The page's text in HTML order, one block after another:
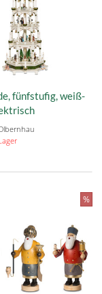
fünfstufig, weiß-
%